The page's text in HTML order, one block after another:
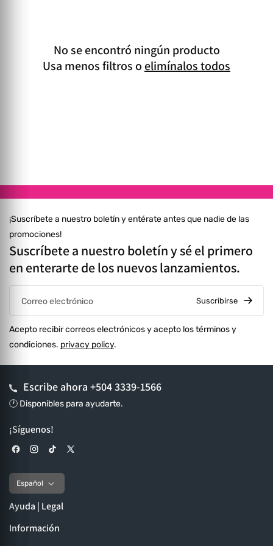
No se encontró ningún producto
Usa menos filtros oelimínalos todos
¡Suscríbete a nuestro boletín y entérate antes que nadie de las
promociones!
Suscríbete a nuestro boletín y sé el primero
en enterarte de los nuevos lanzamientos.
Correo electrónico Suscribirse
Acepto recibir correos electrónicos y acepto los términos y
condiciones. privacy policy.
Escribe ahora +504 3339-1566
🕐 Disponibles para ayudarte.
¡Síguenos!
Español
Ayuda | Legal
Información